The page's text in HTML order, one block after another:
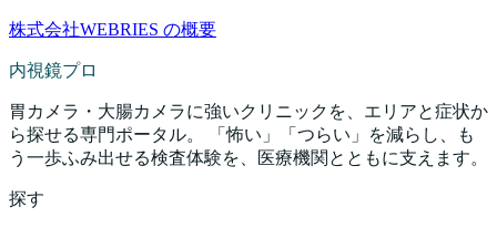
株式会社WEBRIES の概要
内視鏡プロ
胃カメラ・大腸カメラに強いクリニックを、エリアと症状か
ら探せる専門ポータル。 「怖い」「つらい」を減らし、も
う一歩ふみ出せる検査体験を、医療機関とともに支えます。
探す